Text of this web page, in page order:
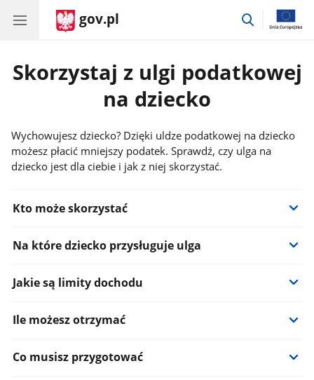
gov.pl
przejdź
Skorzystaj z ulgi podatkowej
na dziecko
Wychowujesz dziecko? Dzięki uldze podatkowej na dziecko
możesz płacić mniejszy podatek. Sprawdź, czy ulga na
dziecko jest dla ciebie i jak z niej skorzystać.
Informacje:
Kto może skorzystać
Na które dziecko przysługuje ulga
Jakie są limity dochodu
Ile możesz otrzymać
Co musisz przygotować